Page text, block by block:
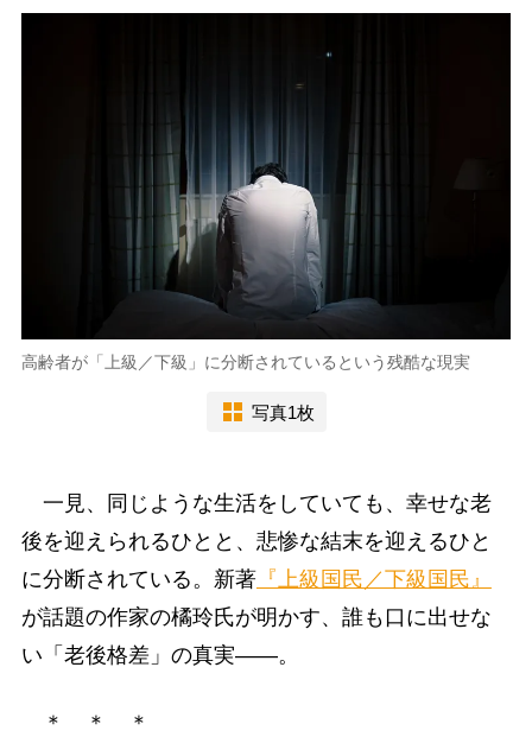
高齢者が「上級／下級」に分断されているという残酷な現実
写真1枚
一見、同じような生活をしていても、幸せな老
後を迎えられるひとと、悲惨な結末を迎えるひと
に分断されている。新著『上級国民／下級国民』
が話題の作家の橘玲氏が明かす、誰も口に出せな
い「老後格差」の真実――。
＊ ＊ ＊